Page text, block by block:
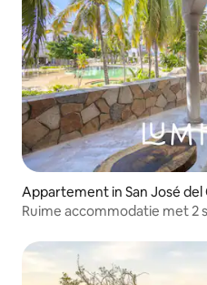
Appartement in San José del
Ruime accommodatie met 2